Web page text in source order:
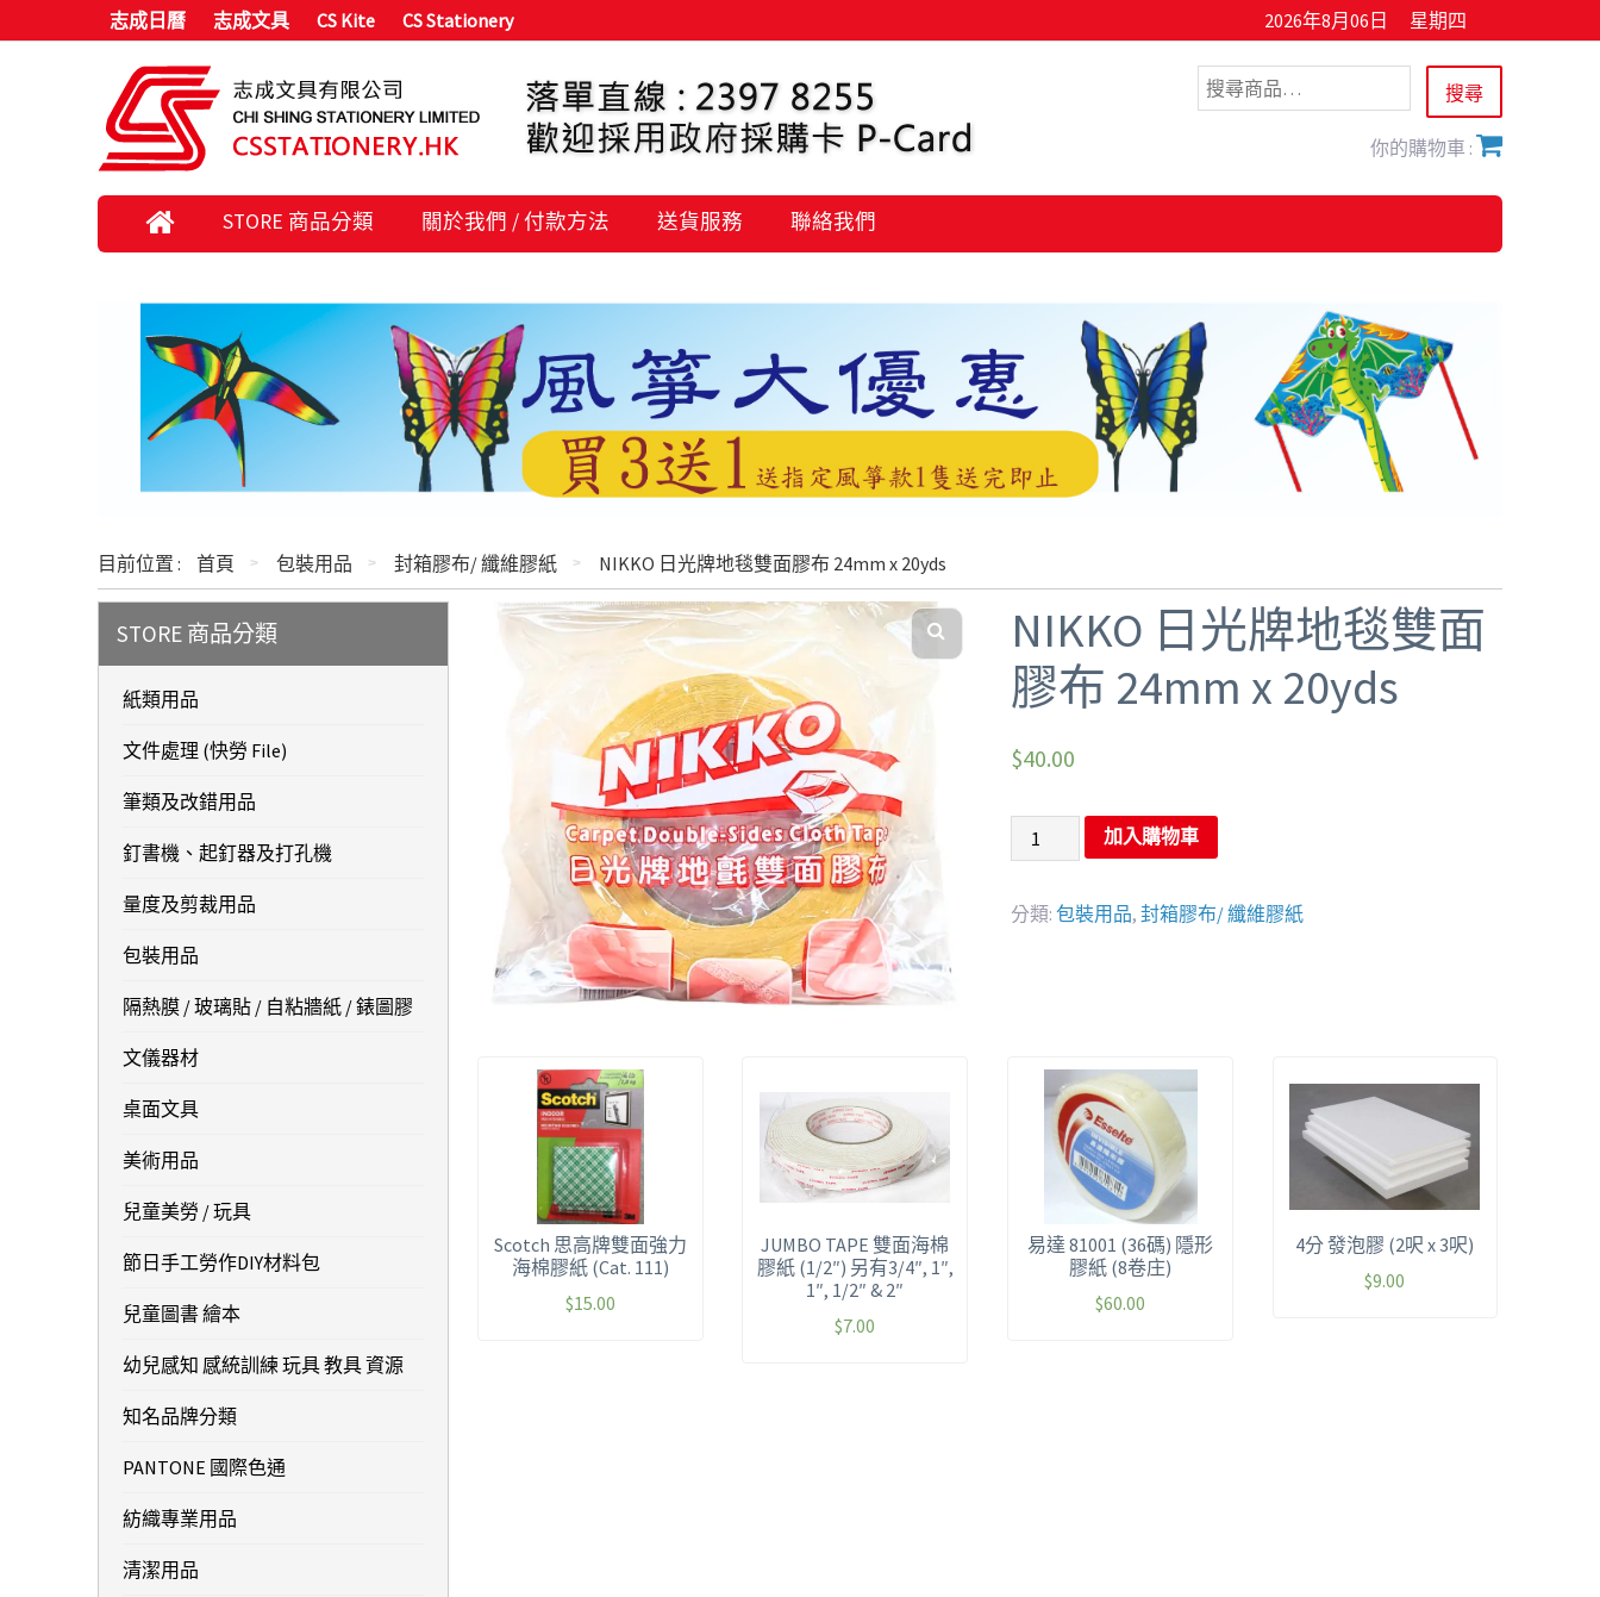
志成日曆 志成文具 CS Kite CS Stationery 2026年8月06日 星期四
你的購物車 :
STORE 商品分類 關於我們 / 付款方法 送貨服務 聯絡我們
目前位置 : 首頁 包裝用品 封箱膠布/ 纖維膠紙 NIKKO 日光牌地毯雙面膠布 24mm x 20yds
NIKKO 日光牌地毯雙面
膠布 24mm x 20yds
$40.00
加入購物車
分類: 包裝用品, 封箱膠布/ 纖維膠紙
Scotch 思高牌雙面強力
海棉膠紙 (Cat. 111)
$15.00
JUMBO TAPE 雙面海棉
膠紙 (1/2″) 另有3/4″, 1″,
1″, 1/2″ & 2″
$7.00
易達 81001 (36碼) 隱形
膠紙 (8卷庄)
$60.00
4分 發泡膠 (2呎 x 3呎)
$9.00
STORE 商品分類
紙類用品
文件處理 (快勞 File)
筆類及改錯用品
釘書機、起釘器及打孔機
量度及剪裁用品
包裝用品
隔熱膜 / 玻璃貼 / 自粘牆紙 / 錶圖膠
文儀器材
桌面文具
美術用品
兒童美勞 / 玩具
節日手工勞作DIY材料包
兒童圖書 繪本
幼兒感知 感統訓練 玩具 教具 資源
知名品牌分類
PANTONE 國際色通
紡織專業用品
清潔用品